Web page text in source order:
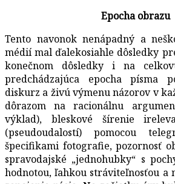
Epocha obrazu
Tento navonok nenápadný a
médií mal ďalekosiahle dôsledky
konečnom dôsledky i na
predchádzajúca epocha písma
diskurz a živú výmenu názorov v
dôrazom na racionálnu
výklad), bleskové šírenie
(pseudoudalostí) pomocou
špecifikami fotografie, pozornosť
spravodajské „jednohubky“ s
hodnotou, ľahkou stráviteľnosťou a